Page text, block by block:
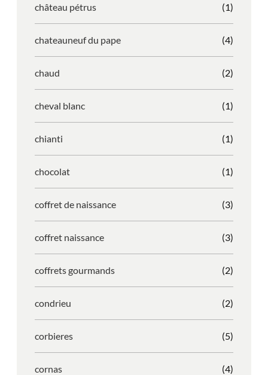
château pétrus (1)
chateauneuf du pape (4)
chaud (2)
cheval blanc (1)
chianti (1)
chocolat (1)
coffret de naissance (3)
coffret naissance (3)
coffrets gourmands (2)
condrieu (2)
corbieres (5)
cornas (4)